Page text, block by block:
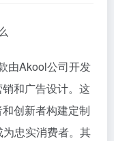
由Akool公司开发
和广告设计。这
创新者构建定制
忠实消费者。其